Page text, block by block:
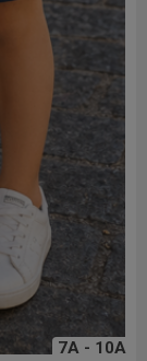
7A - 10A